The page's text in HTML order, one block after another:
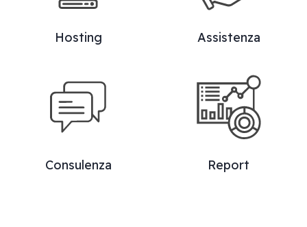
Hosting Assistenza
Consulenza Report